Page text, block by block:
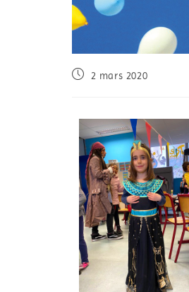
2 mars 2020